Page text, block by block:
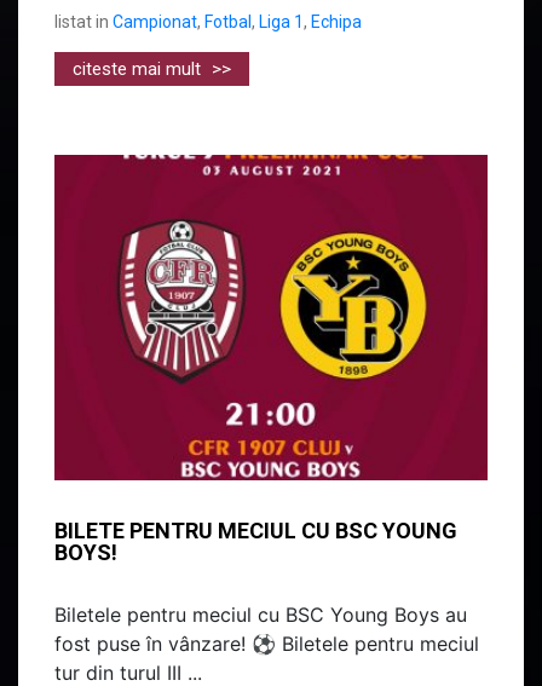
listat in Campionat, Fotbal , Liga 1, Echipa
citeste mai mult >>
BILETE PENTRU MECIUL CU BSC YOUNG
BOYS!
Biletele pentru meciul cu BSC Young Boys au
fost puse în vânzare! ⚽ Biletele pentru meciul
tur din turul III ...